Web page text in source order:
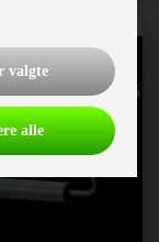
valgte
alle